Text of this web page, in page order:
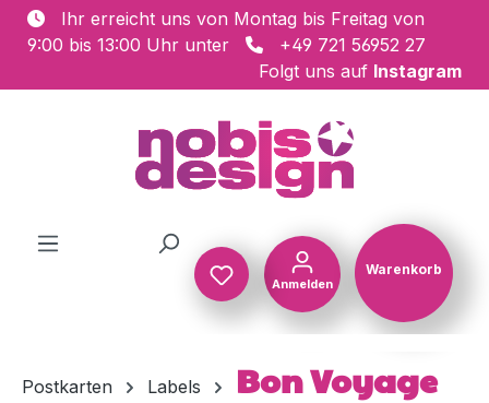
Zum Hauptinhalt springen
Ihr erreicht uns von Montag bis Freitag von
9:00 bis 13:00 Uhr unter
+49 721 56952 27
Folgt uns auf Instagram
Anmelden
Warenkorb
Postkarten Labels Bon Voyage